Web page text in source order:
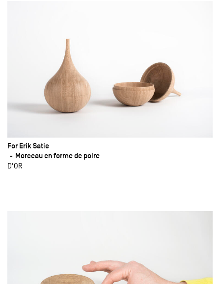
For Erik Satie
Morceau en forme de poire
D'OR